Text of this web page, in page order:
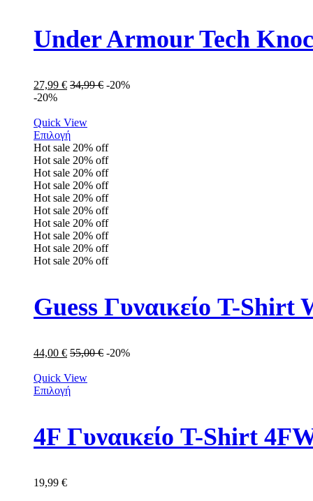
Under Armour Tech
27,99 € 34,99€ -20%
-20%
Quick View
Επιλογή
Hot sale 20% off
Hot sale 20% off
Hot sale 20% off
Hot sale 20% off
Hot sale 20% off
Hot sale 20% off
Hot sale 20% off
Hot sale 20% off
Hot sale 20% off
Hot sale 20% off
Guess Γυναικείο T-
44,00 € 55,00€ -20%
Quick View
Επιλογή
4F Γυναικείο T-Shirt
19,99 €